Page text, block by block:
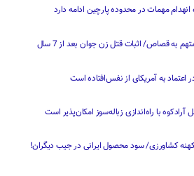
مهمات در محدوده پارچین ادامه دارد
به قصاص/ اثبات قتل زن جوان بعد از 7 سال
اعتماد به آمریکای از نفس‌افتاده است
با راه‌اندازی زباله‌سوز امکان‌پذیر است
کشاورزی/ سود محصول ایرانی در جیب دیگران!